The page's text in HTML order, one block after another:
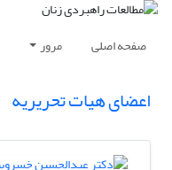
صفحه اصلی مرور
اعضای هیات تحریریه